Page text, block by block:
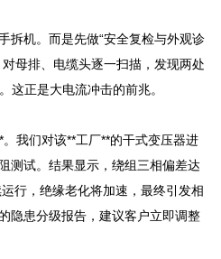
拆机。而是先做“安全复检与外观诊
母排、电缆头逐一扫描，发现两处
正是大电流冲击的前兆。
我们对该**工厂**的干式变压器进
测试。结果显示，绕组三相偏差达
行，绝缘老化将加速，最终引发相
隐患分级报告，建议客户立即调整